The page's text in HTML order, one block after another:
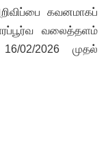
கவனமாகப்
வலைத்தளம்
16/02/2026 முதல்